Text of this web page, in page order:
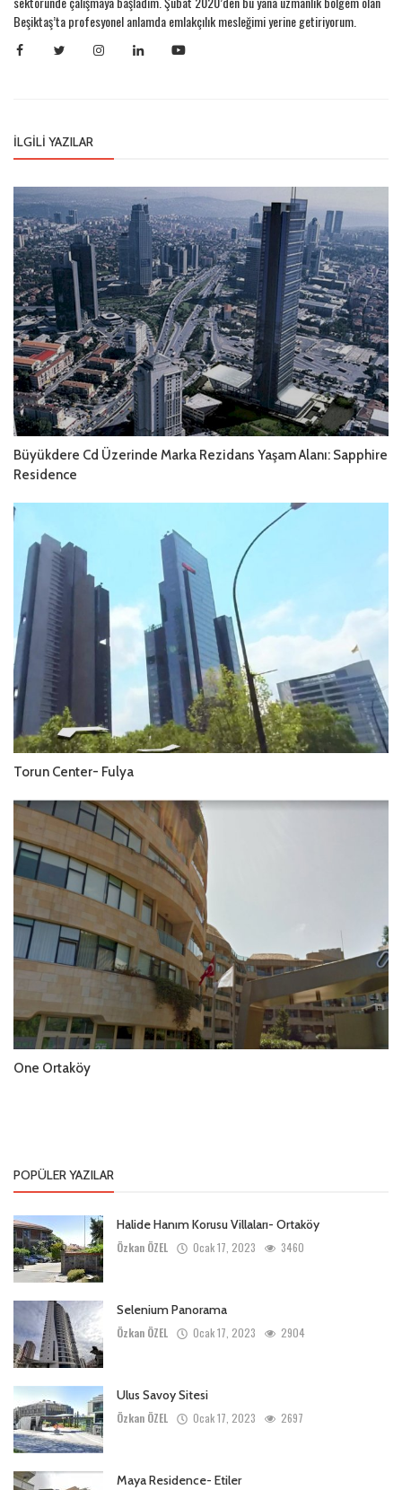
Beşiktaş’ta profesyonel anlamda emlakçılık mesleğimi yerine getiriyorum.
İLGILI YAZILAR
Büyükdere Cd Üzerinde Marka Rezidans Yaşam Alanı: Sapphire
Residence
Torun Center- Fulya
One Ortaköy
POPÜLER YAZILAR
Halide Hanım Korusu Villaları- Ortaköy
Özkan ÖZEL Ocak 17, 2023 3460
Selenium Panorama
Özkan ÖZEL Ocak 17, 2023 2904
Ulus Savoy Sitesi
Özkan ÖZEL Ocak 17, 2023 2697
Maya Residence- Etiler